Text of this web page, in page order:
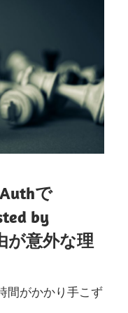
Authで
by
が意外な理
間がかかり手こず